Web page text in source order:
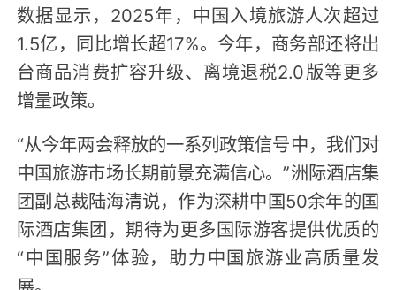
数据显示，2025年，中国入境旅游人次超过
1.5亿，同比增长超17%。今年，商务部还将出
台商品消费扩容升级、离境退税2.0版等更多
增量政策。
“从今年两会释放的一系列政策信号中，我们对
中国旅游市场长期前景充满信心。”洲际酒店集
团副总裁陆海清说，作为深耕中国50余年的国
际酒店集团，期待为更多国际游客提供优质的
“中国服务”体验，助力中国旅游业高质量发
展。